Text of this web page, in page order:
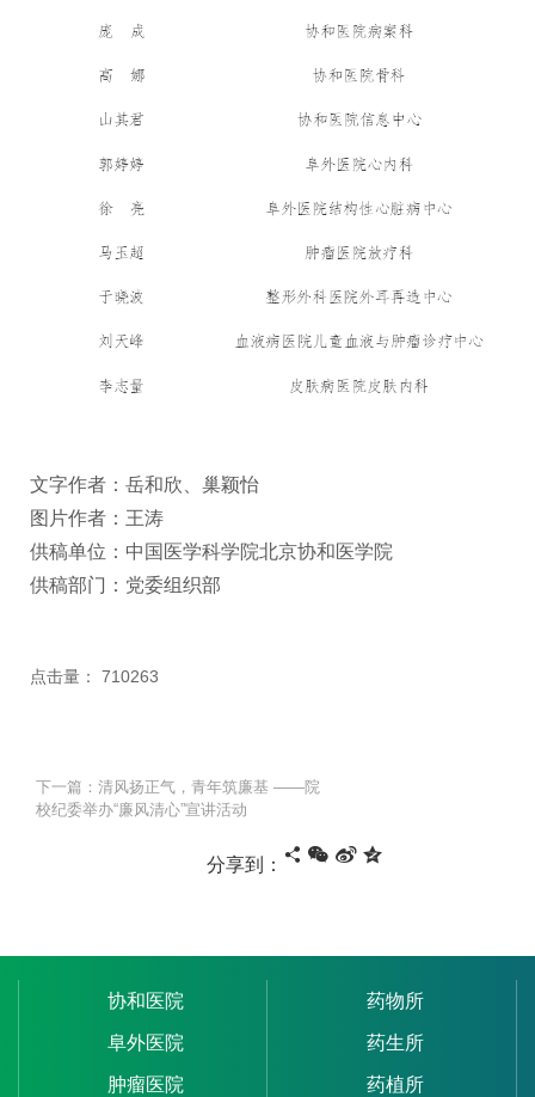
文字作者：岳和欣、巢颖怡
图片作者：王涛
供稿单位：中国医学科学院北京协和医学院
供稿部门：党委组织部
点击量： 710263
下一篇：清风扬正气，青年筑廉基 ——院
校纪委举办“廉风清心”宣讲活动
分享到：
协和医院
阜外医院
肿瘤医院
药物所
药生所
药植所